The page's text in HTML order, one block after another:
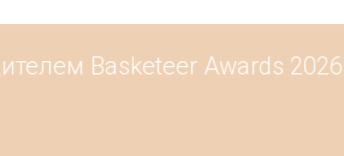
Basketeer Awards 2026.